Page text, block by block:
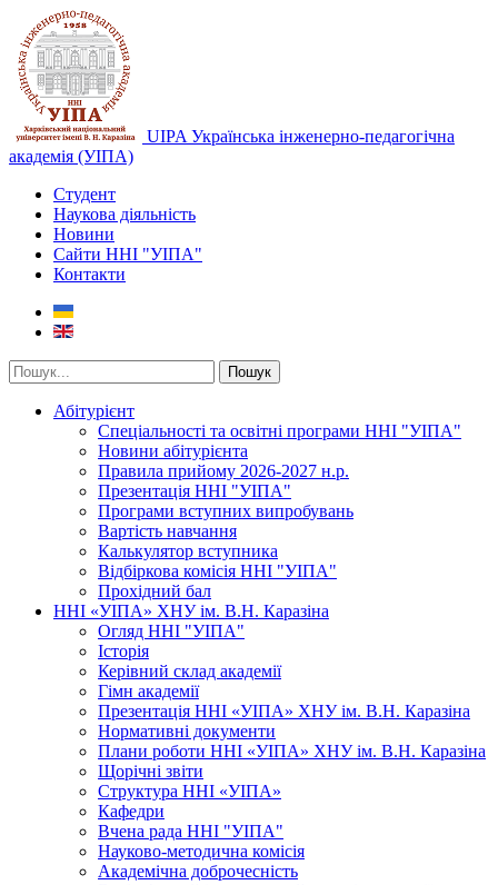
UIPA Українська інженерно-педагогічна
академія (УІПА)
Студент
Наукова діяльність
Новини
Сайти ННІ "УІПА"
Контакти
Пошук
Абітурієнт
Спеціальності та освітні програми ННІ "УІПА"
Новини абітурієнта
Правила прийому 2026-2027 н.р.
Презентація ННІ "УІПА"
Програми вступних випробувань
Вартість навчання
Калькулятор вступника
Відбіркова комісія ННІ "УІПА"
Прохідний бал
ННІ «УІПА» ХНУ ім. В.Н. Каразіна
Огляд ННІ "УІПА"
Історія
Керівний склад академії
Гімн академії
Презентація ННІ «УІПА» ХНУ ім. В.Н. Каразіна
Нормативні документи
Плани роботи ННІ «УІПА» ХНУ ім. В.Н. Каразіна
Щорічні звіти
Структура ННІ «УІПА»
Кафедри
Вчена рада ННІ "УІПА"
Науково-методична комісія
Академічна доброчесність